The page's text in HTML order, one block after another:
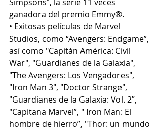
ganadora del premio Emmy®.
• Exitosas películas de Marvel
Studios, como “Avengers: Endgame”,
así como "Capitán América: Civil
War", "Guardianes de la Galaxia",
"The Avengers: Los Vengadores",
"Iron Man 3", "Doctor Strange",
"Guardianes de la Galaxia: Vol. 2”,
"Capitana Marvel”, " Iron Man: El
hombre de hierro”, "Thor: un mundo